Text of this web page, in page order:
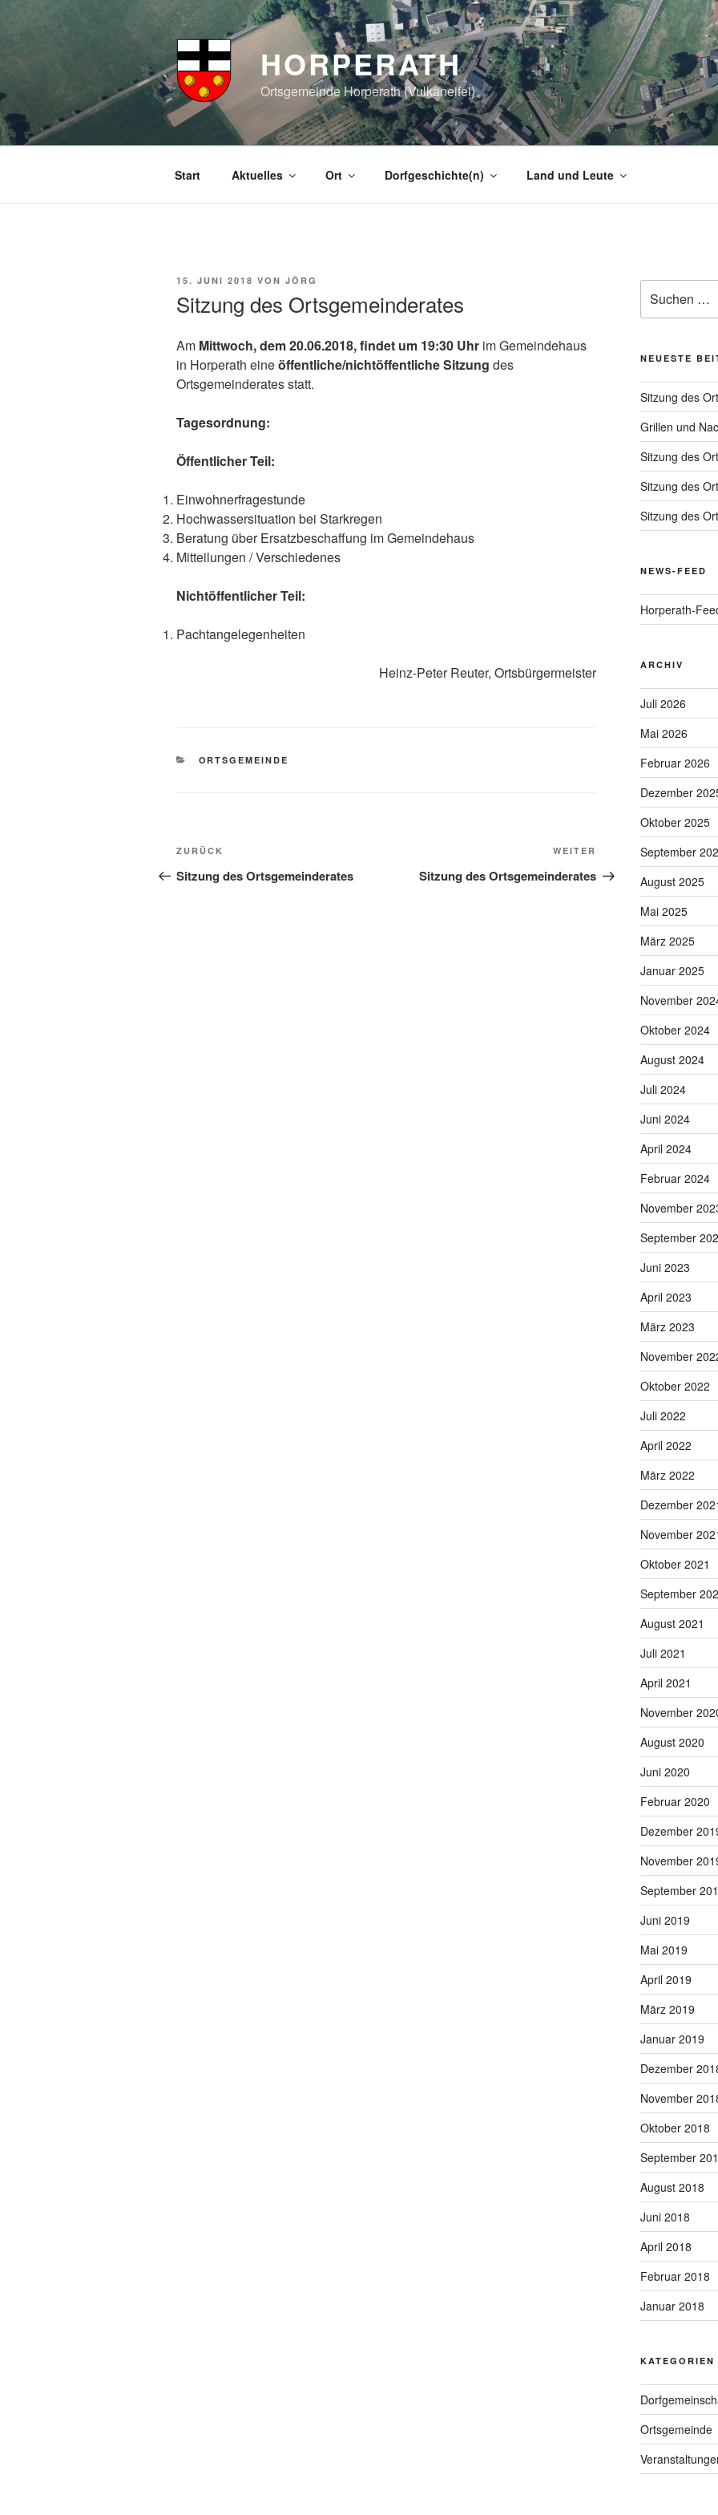
Inhalt
springen
HORPERATH
Ortsgemeinde Horperath (Vulkaneifel)
Start Aktuelles Ort Dorfgeschichte(n) Land und Leute
VERÖFFENTLICHT
15. JUNI 2018 VON JÖRG
Sitzung des Ortsgemeinderates
Am Mittwoch, dem 20.06.2018, findet um 19:30 Uhr im Gemeindehaus
in Horperath eineöffentliche/nichtöffentliche Sitzung des
Ortsgemeinderates statt.
Tagesordnung:
Öffentlicher Teil:
Einwohnerfragestunde
Hochwassersituation bei Starkregen
Beratung über Ersatzbeschaffung im Gemeindehaus
Mitteilungen / Verschiedenes
Nichtöffentlicher Teil:
Pachtangelegenheiten
Heinz-Peter Reuter, Ortsbürgermeister
KATEGORIEN
ORTSGEMEINDE
Beitragsnavigation
Vorheriger
Beitrag
ZURÜCK
Sitzung des Ortsgemeinderates
Nächster
Beitrag
WEITER
Sitzung des Ortsgemeinderates
nach:
NEUESTE
Sitzung des
Grillen und
Sitzung des
Sitzung des
Sitzung des
NEWS-FEED
Horperath-
ARCHIV
Juli 2026
Mai 2026
Februar 2026
Dezember
Oktober 2025
September
August 2025
Mai 2025
März 2025
Januar 2025
November
Oktober 2024
August 2024
Juli 2024
Juni 2024
April 2024
Februar 2024
November
September
Juni 2023
April 2023
März 2023
November
Oktober 2022
Juli 2022
April 2022
März 2022
Dezember
November
Oktober 2021
September
August 2021
Juli 2021
April 2021
November
August 2020
Juni 2020
Februar 2020
Dezember
November
September
Juni 2019
Mai 2019
April 2019
März 2019
Januar 2019
Dezember
November
Oktober 2018
September
August 2018
Juni 2018
April 2018
Februar 2018
Januar 2018
KATEGORIEN
Ortsgemeinde